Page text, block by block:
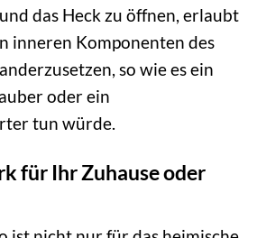
das Heck zu öffnen, erlaubt
inneren Komponenten des
so wie es ein
oder ein
tun würde.
für Ihr Zuhause oder